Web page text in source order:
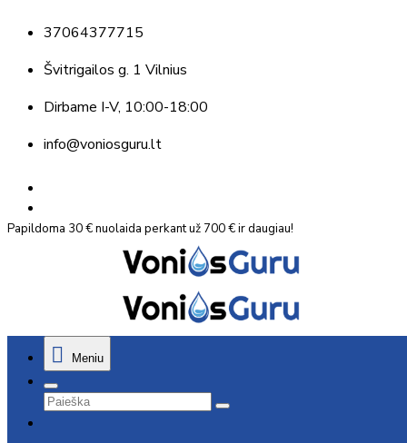
37064377715
Švitrigailos g. 1 Vilnius
Dirbame I-V, 10:00-18:00
info@voniosguru.lt
Papildoma 30 € nuolaida perkant už 700 € ir daugiau!
Meniu